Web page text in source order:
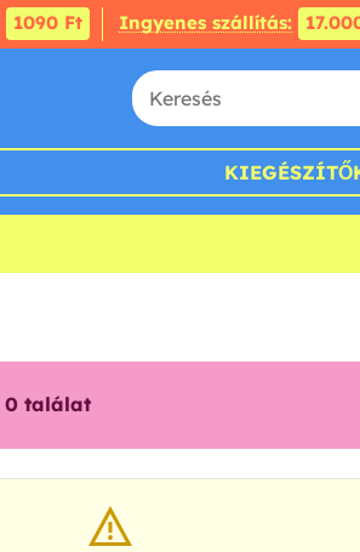
1090 Ft Ingyenes szállítás:
0 találat